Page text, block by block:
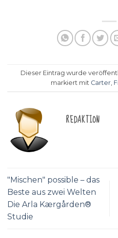
Dieser Eintrag wurde
markiert mit Carter
REDAKTION
"Mischen" possible – das
Beste aus zwei Welten
Die Arla Kærgården®
Studie